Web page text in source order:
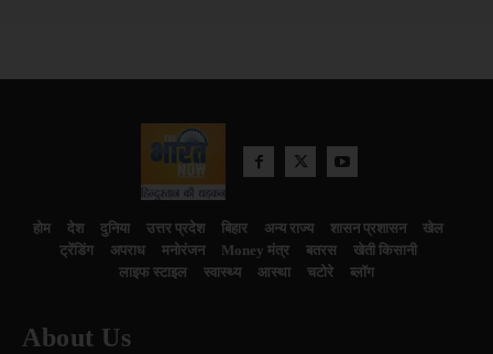
होम देश दुनिया उत्तर प्रदेश बिहार अन्य राज्य शासन प्रशासन
खेल
ट्रेंडिंग
अपराध मनोरंजन Money मंत्र बतरस
खेती किसानी
लाइफ स्टाइल
स्वास्थ्य आस्था चटोरे ब्लॉग
About Us